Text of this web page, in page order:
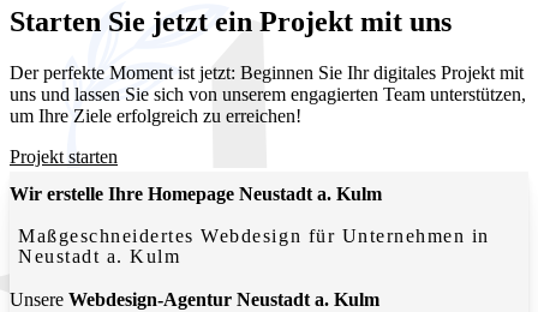
Unternehmen lokal und digital sichtbar machen.
Starten Sie jetzt ein Projekt mit uns
Der perfekte Moment ist jetzt: Beginnen Sie Ihr digitales Projekt mit
uns und lassen Sie sich von unserem engagierten Team unterstützen,
um Ihre Ziele erfolgreich zu erreichen!
Projekt starten
Wir erstelle Ihre Homepage Neustadt a. Kulm
Maßgeschneidertes Webdesign für Unternehmen in
Neustadt a. Kulm
Unsere Webdesign-Agentur Neustadt a. Kulm